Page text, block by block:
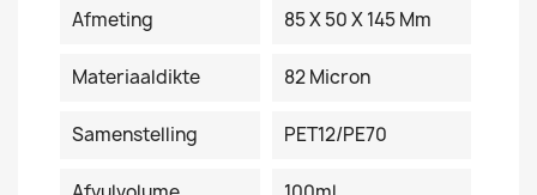
Afmeting 85 X 50 X 145 Mm
Materiaaldikte 82 Micron
Samenstelling PET12/PE70